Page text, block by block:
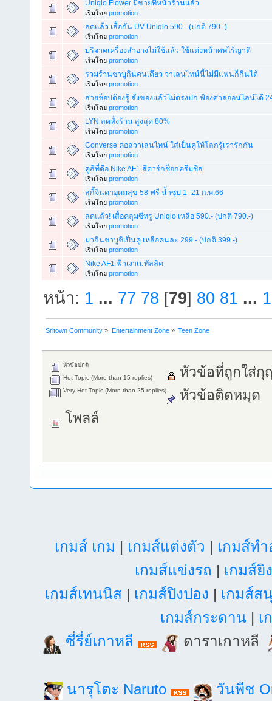
Uniqlo Flower มีขายที่หน้าร้านแล้ว
เริ่มโดย promotion
ลดแล้ว เสื้อกัน UV Uniqlo 590.- (ปกติ 790.-)
เริ่มโดย promotion
บริจาคเครื่องสำอางไม่ใช้แล้ว ใช้แต่งหน้าศพไร้ญาติ
เริ่มโดย promotion
รวมร้านชาบูกินคนเดียว วาเลนไทน์นี้ไม่มีแฟนก็กินได้
เริ่มโดย promotion
สายช็อปต้องรู้ สั่งของแล้วไม่ตรงปก ฟ้องศาลออนไลน์ได้
เริ่มโดย promotion
LYN ลดทั้งร้าน สูงสุด 80%
เริ่มโดย promotion
Converse คอลวาเลนไทน์ ใส่เป็นคู่ให้โลกรู้เรารักกัน
เริ่มโดย promotion
คู่สีที่ดือ Nike AF1 สีดาร์กช็อกครีมชีส
เริ่มโดย promotion
สุกี้จินดาอุดมสุข 58 ฟรี น้ำซุป 1- 21 ก.พ.66
เริ่มโดย promotion
ลดแล้ว! เสื้อคลุมซีทรู Uniqlo เหลือ 590.- (ปกติ 790.-)
เริ่มโดย promotion
มากินชาบูชิเป็นคู่ เหลือคนละ 299.- (ปกติ 399.-)
เริ่มโดย promotion
Nike AF1 ฟ้าเงาเมทัลลิค
เริ่มโดย promotion
หน้า: 1 ... 77 78 [79] 80 81 ...
Sritown Community » Entertainment Zone» Teen Zone
หัวข้อปกติ
Hot Topic (More than 15 replies)
Very Hot Topic (More than 25 replies)
หัวข้อที่ถูกใส่กุ
หัวข้อติดหมุด
โพลล์
เกมส์ เกม | เกมส์แต่งตัว | เกมส์ท
เกมส์แข่งรถ | เกมส์ยิ
เกมส์เทนนิส| เกมส์ปิงปอง | เกมส์ส
เกมส์กระดาน | เ
ซี่รี่ย์เกาหลี
ดาราเกาหลี
นารุโตะ Naruto
วันพีช